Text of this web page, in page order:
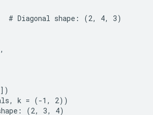
Diagonal shape: (2, 4, 3)
k = (-1, 2))
(2, 3, 4)